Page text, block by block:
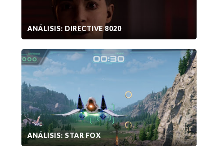
ANÁLISIS: DIRECTIVE 8020
ANÁLISIS: STAR FOX